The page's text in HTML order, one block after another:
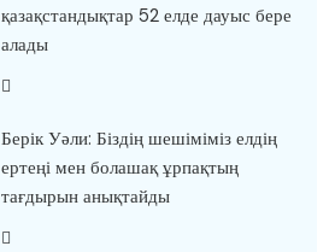
қазақстандықтар 52 елде дауыс бере
алады
Берік Уәли: Біздің шешіміміз елдің
ертеңі мен болашақ ұрпақтың
тағдырын анықтайды